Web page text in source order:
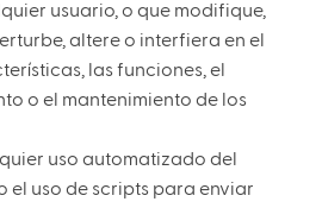
usuario, o que modifique,
altere o interfiera en el
las funciones, el
o el mantenimiento de los
uso automatizado del
el uso de scripts para enviar